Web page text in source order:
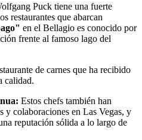
Puck tiene una fuerte
restaurantes que abarcan
en el Bellagio es conocido por
frente al famoso lago del
de carnes que ha recibido
calidad.
Estos chefs también han
y colaboraciones en Las Vegas, y
reputación sólida a lo largo de